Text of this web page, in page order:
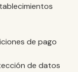
de pago
de datos